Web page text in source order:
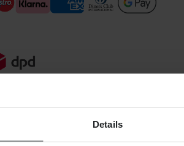
Details